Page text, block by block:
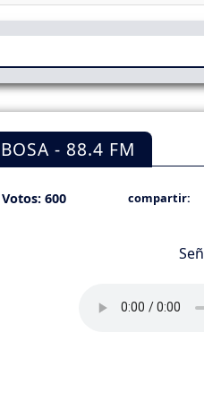
- 88.4 FM
Votos: 600 compartir: